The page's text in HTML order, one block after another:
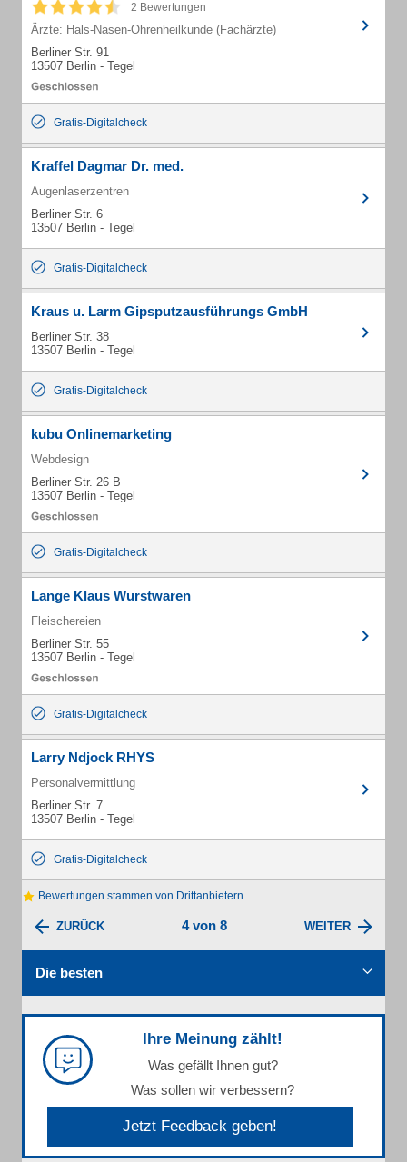
2 Bewertungen
Ärzte: Hals-Nasen-Ohrenheilkunde (Fachärzte)
Berliner Str. 91
13507 Berlin - Tegel
Gratis-Digitalcheck
Kraffel Dagmar Dr. med.
Augenlaserzentren
Berliner Str. 6
13507 Berlin - Tegel
Gratis-Digitalcheck
Kraus u. Larm Gipsputzausführungs GmbH
Berliner Str. 38
13507 Berlin - Tegel
Gratis-Digitalcheck
kubu Onlinemarketing
Webdesign
Berliner Str. 26 B
13507 Berlin - Tegel
Gratis-Digitalcheck
Lange Klaus Wurstwaren
Fleischereien
Berliner Str. 55
13507 Berlin - Tegel
Gratis-Digitalcheck
Larry Ndjock RHYS
Personalvermittlung
Berliner Str. 7
13507 Berlin - Tegel
Gratis-Digitalcheck
Bewertungen stammen von Drittanbietern
ZURÜCK 4 von 8 WEITER
Die besten
Ihre Meinung zählt!
Was gefällt Ihnen gut?
Was sollen wir verbessern?
Jetzt Feedback geben!